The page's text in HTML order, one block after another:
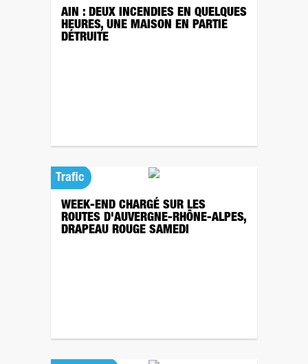
AIN : DEUX INCENDIES EN QUELQUES
HEURES, UNE MAISON EN PARTIE
DÉTRUITE
Trafic
WEEK-END CHARGÉ SUR LES
ROUTES D'AUVERGNE-RHÔNE-ALPES,
DRAPEAU ROUGE SAMEDI